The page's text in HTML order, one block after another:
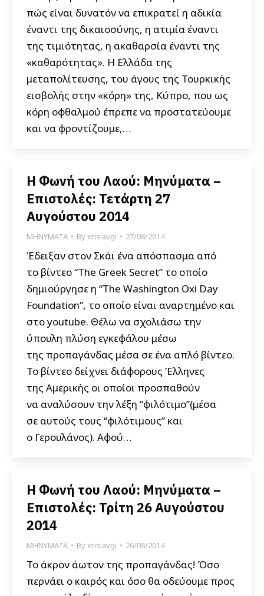
πώς είναι δυνατόν να επικρατεί η αδικία
έναντι της δικαιοσύνης, η ατιμία έναντι
της τιμιότητας, η ακαθαρσία έναντι της
«καθαρότητας». Η Ελλάδα της
μεταπολίτευσης, του άγους της Τουρκικής
εισβολής στην «κόρη» της, Κύπρο, που ως
κόρη οφθαλμού έπρεπε να προστατεύουμε
και να φροντίζουμε,…
Η Φωνή του Λαού: Μηνύματα –
Επιστολές: Τετάρτη 27
Αυγούστου 2014
ΜΗΝΥΜΑΤΑ Byxrisiavgi 27/08/2014
Έδειξαν στον Σκάι ένα απόσπασμα από
το βίντεο “The Greek Secret” το οποίο
δημιούργησε η “The Washington Oxi Day
Foundation”, το οποίο είναι αναρτημένο και
στο youtube. Θέλω να σχολιάσω την
ύπουλη πλύση εγκεφάλου μέσω
της προπαγάνδας μέσα σε ένα απλό βίντεο.
Το βίντεο δείχνει διάφορους Έλληνες
της Αμερικής οι οποίοι προσπαθούν
να αναλύσουν την λέξη “φιλότιμο”(μέσα
σε αυτούς τους “φιλότιμους” και
ο Γερουλάνος). Αφού…
Η Φωνή του Λαού: Μηνύματα –
Επιστολές: Τρίτη 26 Αυγούστου
2014
ΜΗΝΥΜΑΤΑ Byxrisiavgi 26/08/2014
Το άκρον άωτον της προπαγάνδας! Όσο
περνάει ο καιρός και όσο θα οδεύουμε προς